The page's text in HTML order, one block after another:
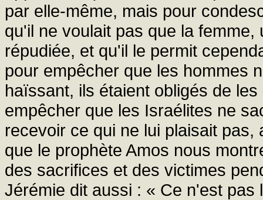
par elle-même, mais pour
qu'il ne voulait pas que la
répudiée, et qu'il le permit
pour empêcher que les hommes
haïssant, ils étaient obligés de
empêcher que les Israélites ne
recevoir ce qui ne lui plaisait
que le prophète Amos nous
des sacrifices et des victimes
Jérémie dit aussi : « Ce n'est